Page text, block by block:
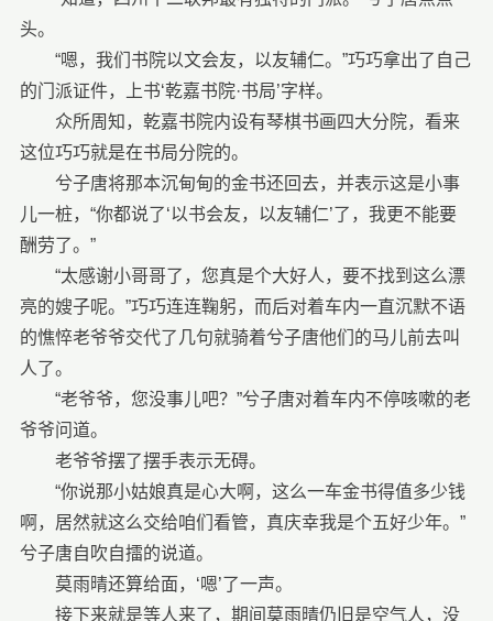
头。
“嗯，我们书院以文会友，以友辅仁。”巧巧拿出了自己
的门派证件，上书‘乾嘉书院·书局’字样。
众所周知，乾嘉书院内设有琴棋书画四大分院，看来
这位巧巧就是在书局分院的。
兮子唐将那本沉甸甸的金书还回去，并表示这是小事
儿一桩，“你都说了‘以书会友，以友辅仁’了，我更不能要
酬劳了。”
“太感谢小哥哥了，您真是个大好人，要不找到这么漂
亮的嫂子呢。”巧巧连连鞠躬，而后对着车内一直沉默不语
的憔悴老爷爷交代了几句就骑着兮子唐他们的马儿前去叫
人了。
“老爷爷，您没事儿吧？”兮子唐对着车内不停咳嗽的老
爷爷问道。
老爷爷摆了摆手表示无碍。
“你说那小姑娘真是心大啊，这么一车金书得值多少钱
啊，居然就这么交给咱们看管，真庆幸我是个五好少年。”
兮子唐自吹自擂的说道。
莫雨晴还算给面，‘嗯’了一声。
接下来就是等人来了，期间莫雨晴仍旧是空气人，没